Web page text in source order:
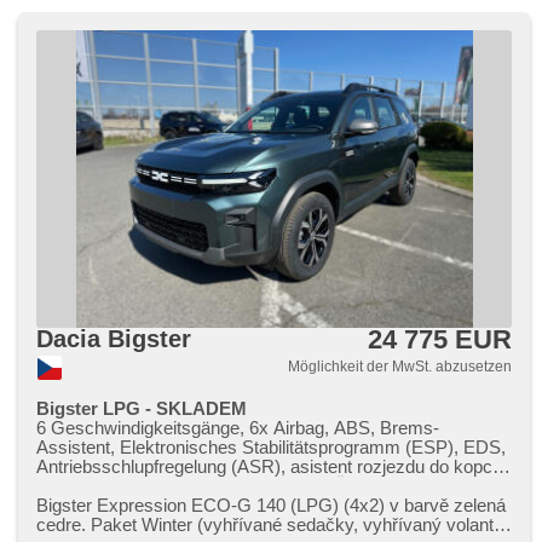
Dacia Bigster 24 775 EUR
Möglichkeit der MwSt. abzusetzen
Bigster LPG - SKLADEM
6 Geschwindigkeitsgänge, 6x Airbag, ABS, Brems-
Assistent, Elektronisches Stabilitätsprogramm (ESP), EDS,
Antriebsschlupfregelung (ASR), asistent rozjezdu do kopce
Ermüdung des Fahrers, Servolenkung, 2-Zonen
Klimaanlage, Klimaautomatik, Tempomat, LED denní
Bigster Expression ECO​-G 140 (LPG) (4x2) v barvě zelená
cedre. Paket Winter (vyhřívané sedačky,​ vyhřívaný volant)